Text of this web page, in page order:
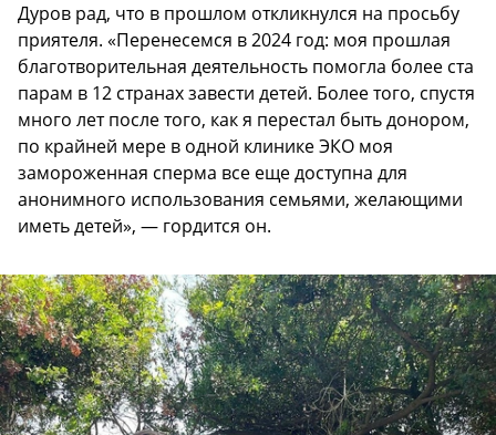
Дуров рад, что в прошлом откликнулся на просьбу
приятеля. «Перенесемся в 2024 год: моя прошлая
благотворительная деятельность помогла более ста
парам в 12 странах завести детей. Более того, спустя
много лет после того, как я перестал быть донором,
по крайней мере в одной клинике ЭКО моя
замороженная сперма все еще доступна для
анонимного использования семьями, желающими
иметь детей», — гордится он.